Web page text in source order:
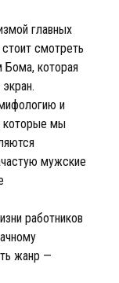
главных
смотреть
Бома, которая
и
которые мы
мужские
работников
жанр —